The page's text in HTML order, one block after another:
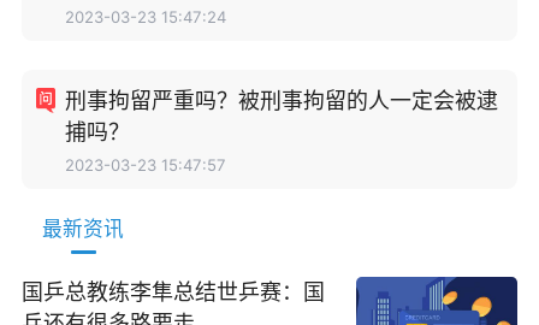
2023-03-23 15:47:24
刑事拘留严重吗？被刑事拘留的人一定会被逮
捕吗？
2023-03-23 15:47:57
最新资讯
国乒总教练李隼总结世乒赛：国